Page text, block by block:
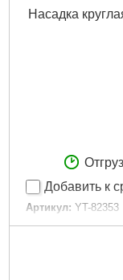
Насадка
Добавить к
Артикул: YT-82353
Код товара: